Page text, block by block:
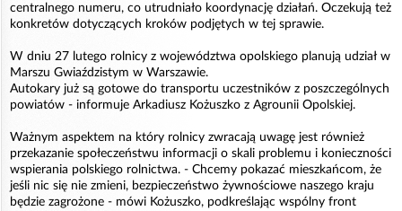
centralnego numeru, co utrudniało koordynację działań. Oczekują też
konkretów dotyczących kroków podjętych w tej sprawie.
W dniu 27 lutego rolnicy z województwa opolskiego planują udział w
Marszu Gwiaździstym w Warszawie.
Autokary już są gotowe do transportu uczestników z poszczególnych
powiatów - informuje Arkadiusz Kożuszko z Agrounii Opolskiej.
Ważnym aspektem na który rolnicy zwracają uwagę jest również
przekazanie społeczeństwu informacji o skali problemu i konieczności
wspierania polskiego rolnictwa. - Chcemy pokazać mieszkańcom, że
jeśli nic się nie zmieni, bezpieczeństwo żywnościowe naszego kraju
będzie zagrożone - mówi Kożuszko, podkreślając wspólny front